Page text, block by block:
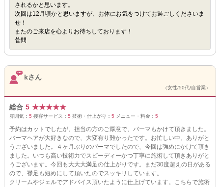
されるかと思います。
次回は12月頃かと思いますが、お体にお気をつけてお過ごしくださいま
せ！
またのご来店を心よりお待ちしております！
菅間
kさん
（女性/50代/自営業）
総合 5 ★★★★★
雰囲気： 5 接客サービス： 5 技術・仕上がり： 5 メニュー・料金： 5
予約はカットでしたが、担当の方のご厚意で、バーマもかけて頂きました。
バーマヘアが大好きなので、大変有り難かったです。お忙しい中、ありがと
うございました。４ヶ月ぶりのパーマでしたので、今回は強めにかけて頂き
ました。いつも高い技術力でスピーディーかつ丁寧に施術して頂きありがと
うございます。今回も大大大満足の仕上がりです。まだ30度超えの日がある
ので、襟足も短めにして頂いたのでスッキリしています。
クリームやジェルでアドバイス頂いたように仕上げています。こちらで施術